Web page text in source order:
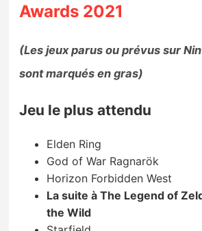
Awards 2021
(Les jeux parus ou prévus sur
sont marqués en gras)
Jeu le plus attendu
Elden Ring
God of War Ragnarök
Horizon Forbidden West
La suite à The Legend of
the Wild